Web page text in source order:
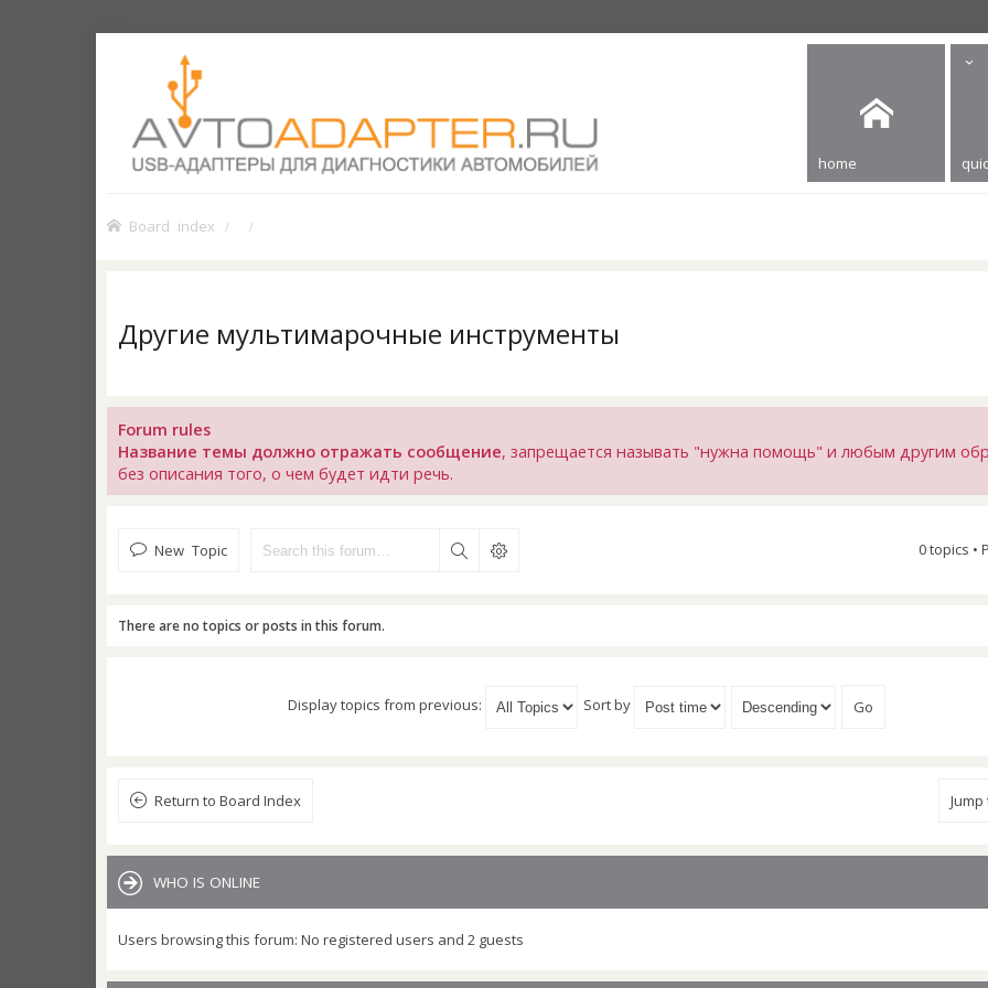
home
Board index
Другие мультимарочные инструменты
Forum rules
Название темы должно отражать сообщение, запрещается называть "нужна помощь" и любым другим
без описания того, о чем будет идти речь.
New Topic 0 topics •
There are no topics or posts in this forum.
Display topics from previous: Sort by
Return to Board Index Jump
WHO IS ONLINE
Users browsing this forum: No registered users and 2 guests